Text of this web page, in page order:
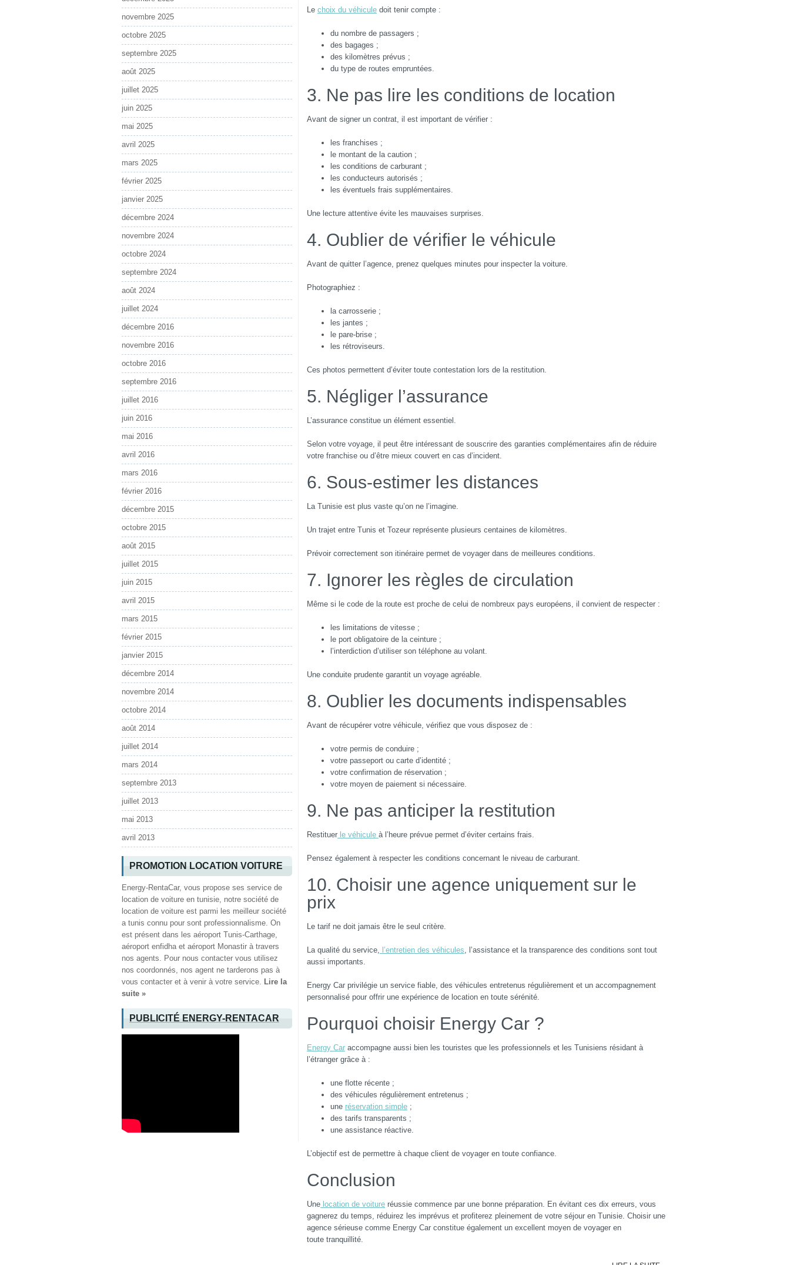
Le choix du véhicule doit tenir compte :
du nombre de passagers ;
des bagages ;
des kilomètres prévus ;
du type de routes empruntées.
3. Ne pas lire les conditions de location
Avant de signer un contrat, il est important de vérifier :
les franchises ;
le montant de la caution ;
les conditions de carburant ;
les conducteurs autorisés ;
les éventuels frais supplémentaires.
Une lecture attentive évite les mauvaises surprises.
4. Oublier de vérifier le véhicule
Avant de quitter l’agence, prenez quelques minutes pour inspecter la voiture.
Photographiez :
la carrosserie ;
les jantes ;
le pare-brise ;
les rétroviseurs.
Ces photos permettent d’éviter toute contestation lors de la restitution.
5. Négliger l’assurance
L’assurance constitue un élément essentiel.
Selon votre voyage, il peut être intéressant de souscrire des garanties complémentaires afin de réduire
votre franchise ou d’être mieux couvert en cas d’incident.
6. Sous-estimer les distances
La Tunisie est plus vaste qu’on ne l’imagine.
Un trajet entre Tunis et Tozeur représente plusieurs centaines de kilomètres.
Prévoir correctement son itinéraire permet de voyager dans de meilleures conditions.
7. Ignorer les règles de circulation
Même si le code de la route est proche de celui de nombreux pays européens, il convient de respecter :
les limitations de vitesse ;
le port obligatoire de la ceinture ;
l’interdiction d’utiliser son téléphone au volant.
Une conduite prudente garantit un voyage agréable.
8. Oublier les documents indispensables
Avant de récupérer votre véhicule, vérifiez que vous disposez de :
votre permis de conduire ;
votre passeport ou carte d’identité ;
votre confirmation de réservation ;
votre moyen de paiement si nécessaire.
9. Ne pas anticiper la restitution
Restituer le véhicule à l’heure prévue permet d’éviter certains frais.
Pensez également à respecter les conditions concernant le niveau de carburant.
10. Choisir une agence uniquement sur le
prix
Le tarif ne doit jamais être le seul critère.
La qualité du service, l’entretien des véhicules, l’assistance et la transparence des conditions sont tout
aussi importants.
Energy Car privilégie un service fiable, des véhicules entretenus régulièrement et un accompagnement
personnalisé pour offrir une expérience de location en toute sérénité.
Pourquoi choisir Energy Car ?
Energy Car accompagne aussi bien les touristes que les professionnels et les Tunisiens résidant à
l’étranger grâce à :
une flotte récente ;
des véhicules régulièrement entretenus ;
une réservation simple ;
des tarifs transparents ;
une assistance réactive.
L’objectif est de permettre à chaque client de voyager en toute confiance.
Conclusion
Une location de voiture réussie commence par une bonne préparation. En évitant ces dix erreurs, vous
gagnerez du temps, réduirez les imprévus et profiterez pleinement de votre séjour en Tunisie. Choisir une
agence sérieuse comme Energy Car constitue également un excellent moyen de voyager en
toute tranquillité.
novembre 2025
octobre 2025
septembre 2025
août 2025
juillet 2025
juin 2025
mai 2025
avril 2025
mars 2025
février 2025
janvier 2025
décembre 2024
novembre 2024
octobre 2024
septembre 2024
août 2024
juillet 2024
décembre 2016
novembre 2016
octobre 2016
septembre 2016
juillet 2016
juin 2016
mai 2016
avril 2016
mars 2016
février 2016
décembre 2015
octobre 2015
août 2015
juillet 2015
juin 2015
avril 2015
mars 2015
février 2015
janvier 2015
décembre 2014
novembre 2014
octobre 2014
août 2014
juillet 2014
mars 2014
septembre 2013
juillet 2013
mai 2013
avril 2013
PROMOTION LOCATION VOITURE
Energy-RentaCar, vous propose ses service de
location de voiture en tunisie, notre société de
location de voiture est parmi les meilleur société
a tunis connu pour sont professionnalisme. On
est présent dans les aéroport Tunis-Carthage,
aéroport enfidha et aéroport Monastir à travers
nos agents. Pour nous contacter vous utilisez
nos coordonnés, nos agent ne tarderons pas à
vous contacter et à venir à votre service. Lire la
suite »
PUBLICITÉ ENERGY-RENTACAR